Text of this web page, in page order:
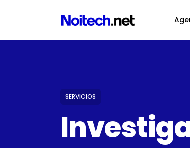
SERVICIOS